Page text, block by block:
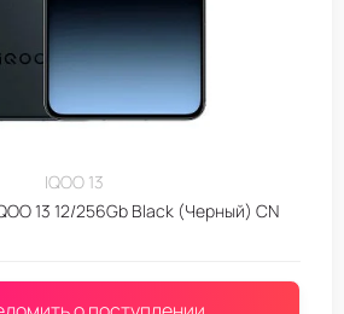
IQOO 13
13 12/256Gb Black (Черный) CN